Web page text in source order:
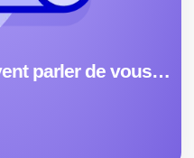
parler de vous…